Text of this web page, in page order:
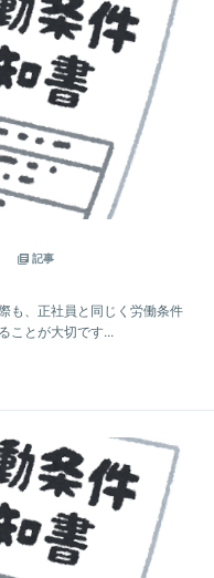
記事
も、正社員と同じく労働条件
ことが大切です...